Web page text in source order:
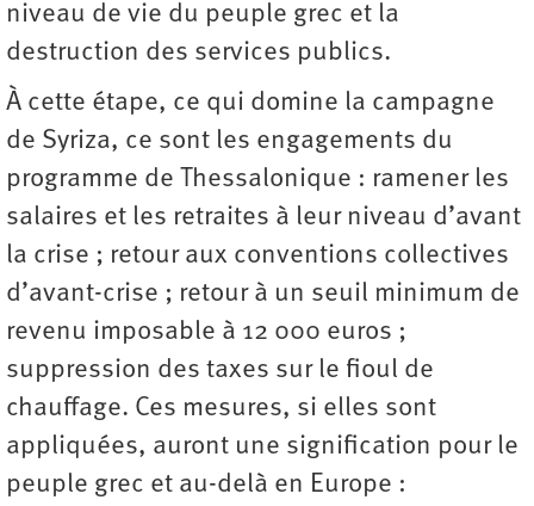
niveau de vie du peuple grec et la
destruction des services publics.
À cette étape, ce qui domine la campagne
de Syriza, ce sont les engagements du
programme de Thessalonique : ramener les
salaires et les retraites à leur niveau d’avant
la crise ; retour aux conventions collectives
d’avant-crise ; retour à un seuil minimum de
revenu imposable à 12 000 euros ;
suppression des taxes sur le fioul de
chauffage. Ces mesures, si elles sont
appliquées, auront une signification pour le
peuple grec et au-delà en Europe :